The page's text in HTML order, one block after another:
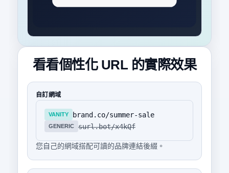
看看個性化 URL 的實際效果
自訂網域
VANITY brand.co/summer-sale
GENERIC surl.bot/x4kQf
您自己的網域搭配可讀的品牌連結後綴。